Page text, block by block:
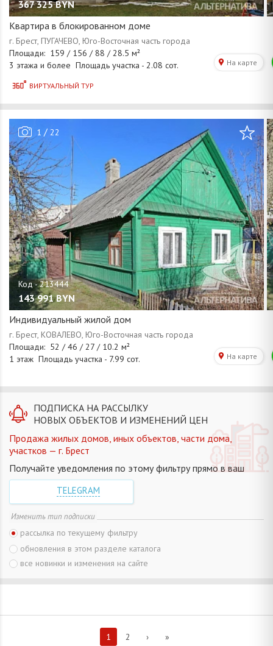
367 325 BYN
Квартира в блокированном доме
1 / 22
143 991 BYN
Индивидуальный жилой дом
ПОДПИСКА НА РАССЫЛКУ
НОВЫХ ОБЪЕКТОВ И ИЗМЕНЕНИЙ ЦЕН
Продажа жилых домов, иных объектов, части дома,
участков — г. Брест
Получайте уведомления по этому фильтру прямо в ваш
TELEGRAM
Изменить тип подписки
рассылка по текущему фильтру
обновления в этом разделе каталога
все новинки и изменения на сайте
1 2 › »